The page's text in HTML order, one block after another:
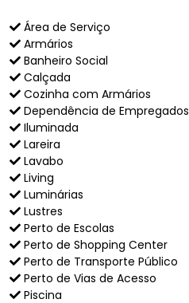
Área de Serviço
Armários
Banheiro Social
Calçada
Cozinha com Armários
Dependência de Empregados
Iluminada
Lareira
Lavabo
Living
Luminárias
Lustres
Perto de Escolas
Perto de Shopping Center
Perto de Transporte Público
Perto de Vias de Acesso
Piscina